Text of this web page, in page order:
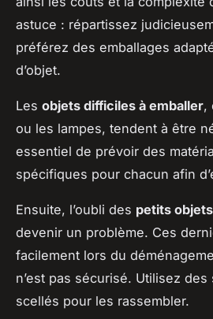
astuce : répartissez
préférez des emballages
d’objet.
Les objets difficiles à emballer,
ou les lampes, tendent à être
essentiel de prévoir des
spécifiques pour chacun afin
Ensuite, l’oubli des petits objets
devenir un problème. Ces
facilement lors du
n’est pas sécurisé. Utilisez
scellés pour les rassembler.